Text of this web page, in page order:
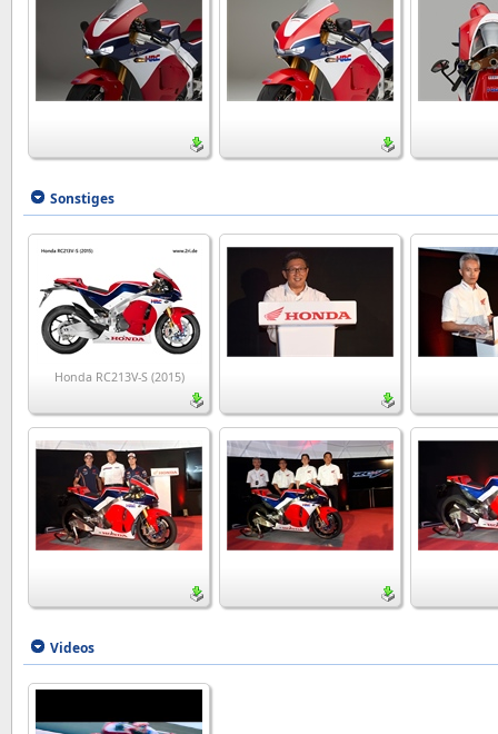
Sonstiges
Honda RC213V-S (2015)
Videos